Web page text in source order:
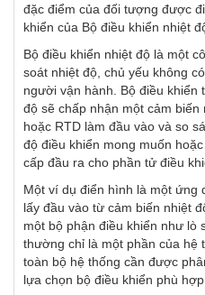
đặc điểm của đối tượng được
khiển của Bộ điều khiển nhiệt
Bộ điều khiển nhiệt độ là một
soát nhiệt độ, chủ yếu không
người vận hành. Bộ điều khiển
độ sẽ chấp nhận một cảm
hoặc RTD làm đầu vào và so
độ điều khiển mong muốn
cấp đầu ra cho phần tử điều
Một ví dụ điển hình là một ứng
lấy đầu vào từ cảm biến nhiệt
một bộ phận điều khiển như lò
thường chỉ là một phần của hệ
toàn bộ hệ thống cần được
lựa chọn bộ điều khiển phù hợp.